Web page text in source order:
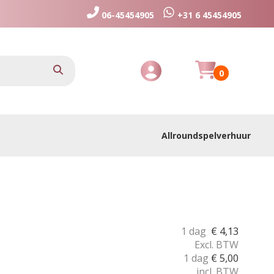
06-45454905 +31 6 45454905
zoeken
Toggle Account dropdown
Huurmandje
0
Allroundspelverhuur
1 dag € 4,13
Excl. BTW
1 dag € 5,00